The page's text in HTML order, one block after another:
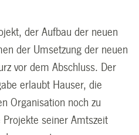
der Aufbau der neuen
der Umsetzung der neuen
vor dem Abschluss. Der
erlaubt Hauser, die
Organisation noch zu
seiner Amtszeit